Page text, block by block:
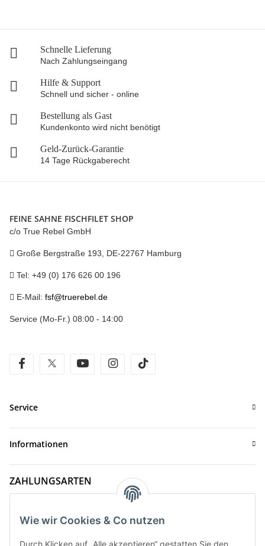
Wie wir Cookies & Co nutzen
Schnelle Lieferung
Nach Zahlungseingang
Hilfe & Support
Schnell und sicher - online
Bestellung als Gast
Kundenkonto wird nicht benötigt
Geld-Zurück-Garantie
14 Tage Rückgaberecht
FEINE SAHNE FISCHFILET SHOP
c/o True Rebel GmbH
Große Bergstraße 193, DE-22767 Hamburg
Tel: +49 (0) 176 626 00 196
E-Mail: fsf@truerebel.de
Service (Mo-Fr.) 08:00 - 14:00
facebooktwitter youtube instagram
Service
Informationen
ZAHLUNGSARTEN